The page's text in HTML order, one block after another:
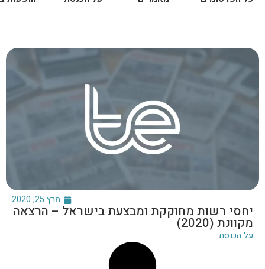
מרץ 25, 2020
יחסי רשות מחוקקת ומבצעת בישראל – הרצאה
מקוונת (2020)
על הכנסת